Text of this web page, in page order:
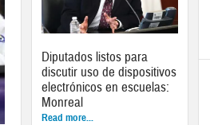
Diputados listos para
discutir uso de dispositivos
electrónicos en escuelas:
Monreal
Read more...